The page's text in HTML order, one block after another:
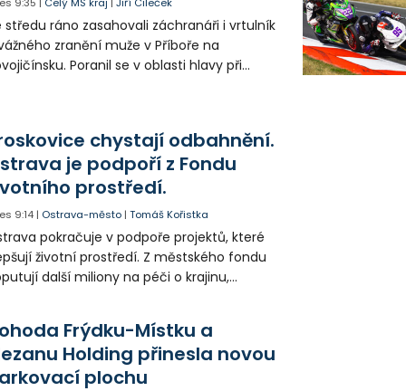
středu ráno zasahovali záchranáři i vrtulník
zranění muže v Příboře na
Poranil se v oblasti hlavy při
chystají odbahnění.
je podpoří z Fondu
prostředí.
9:14 | Ostrava-město |Tomáš Kořistka
pokračuje v podpoře projektů, které
životní prostředí. Z městského fondu
další miliony na péči o krajinu,
Frýdku-Místku a
Holding přinesla novou
plochu